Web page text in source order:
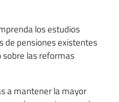
los estudios
de pensiones existentes
sobre las reformas
a mantener la mayor